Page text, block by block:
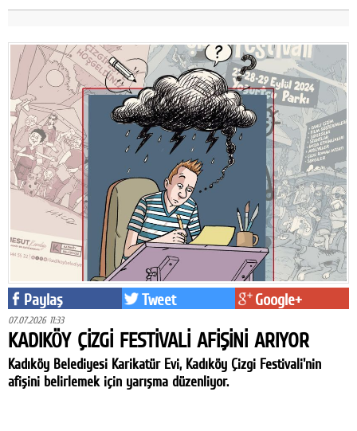
Paylaş Tweet Google+
07.07.2026 11:33
KADIKÖY ÇİZGİ FESTİVALİ AFİŞİNİ ARIYOR
Kadıköy Belediyesi Karikatür Evi, Kadıköy Çizgi Festivali'nin
afişini belirlemek için yarışma düzenliyor.